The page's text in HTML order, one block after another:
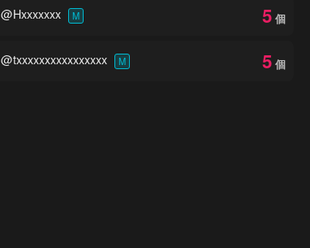
@Hxxxxxxx M 5 個
@txxxxxxxxxxxxxxxx M 5 個